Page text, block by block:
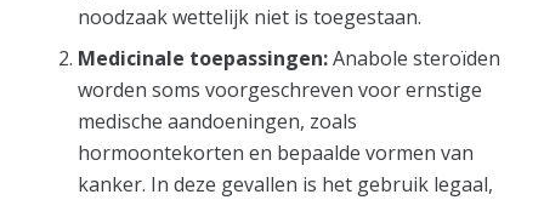
noodzaak wettelijk niet is toegestaan.
Medicinale toepassingen:Anabole steroïden
worden soms voorgeschreven voor ernstige
medische aandoeningen, zoals
hormoontekorten en bepaalde vormen van
kanker. In deze gevallen is het gebruik legaal,